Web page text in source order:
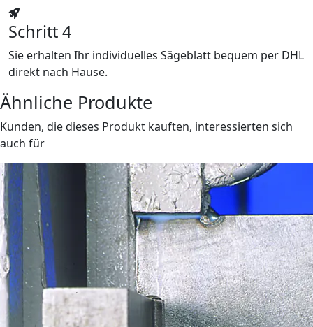
Schritt 4
Sie erhalten Ihr individuelles Sägeblatt bequem per DHL
direkt nach Hause.
Ähnliche Produkte
Kunden, die dieses Produkt kauften, interessierten sich
auch für